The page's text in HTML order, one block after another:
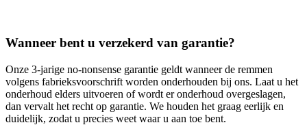
Wanneer bent u verzekerd van garantie?
Onze 3‑jarige no‑nonsense garantie geldt wanneer de remmen
volgens fabrieksvoorschrift worden onderhouden bij ons. Laat u het
onderhoud elders uitvoeren of wordt er onderhoud overgeslagen,
dan vervalt het recht op garantie. We houden het graag eerlijk en
duidelijk, zodat u precies weet waar u aan toe bent.